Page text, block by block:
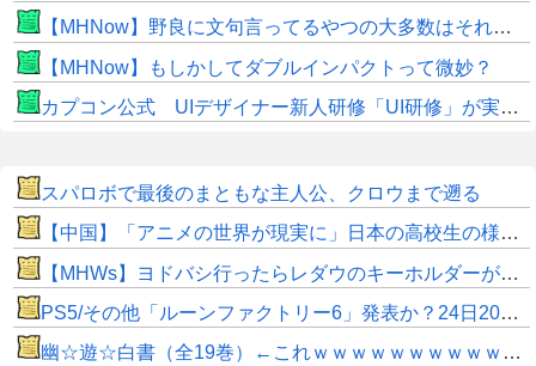
【MHNow】野良に文句言ってるやつの大多数はそれしてないだけの雑魚だから聞く耳持つだけムダよ
【MHNow】もしかしてダブルインパクトって微妙？
カプコン公式 UIデザイナー新人研修「UI研修」が実装まで進みました！
スパロボで最後のまともな主人公、クロウまで遡る
【中国】「アニメの世界が現実に」日本の高校生の様子に中国ネット「青春」「うらやましい」
【MHWs】ヨドバシ行ったらレダウのキーホルダーが100円で売ってて草
PS5/その他「ルーンファクトリー6」発表か？24日20時～最新情報を告知する20周年記念放送を実施
幽☆遊☆白書（全19巻）←これｗｗｗｗｗｗｗｗｗｗｗｗｗｗ